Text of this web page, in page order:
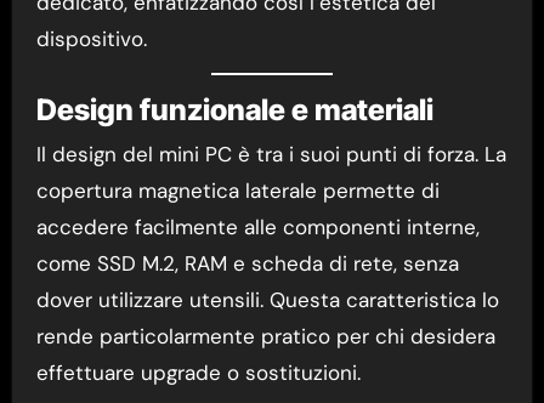
dispositivo.
Design funzionale e materiali
Il design del mini PC è tra i suoi punti di forza. La
copertura magnetica laterale permette di
accedere facilmente alle componenti interne,
come SSD M.2, RAM e scheda di rete, senza
dover utilizzare utensili. Questa caratteristica lo
rende particolarmente pratico per chi desidera
effettuare upgrade o sostituzioni.